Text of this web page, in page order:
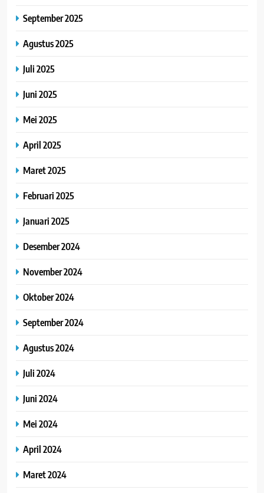
September 2025
Agustus 2025
Juli 2025
Juni 2025
Mei 2025
April 2025
Maret 2025
Februari 2025
Januari 2025
Desember 2024
November 2024
Oktober 2024
September 2024
Agustus 2024
Juli 2024
Juni 2024
Mei 2024
April 2024
Maret 2024